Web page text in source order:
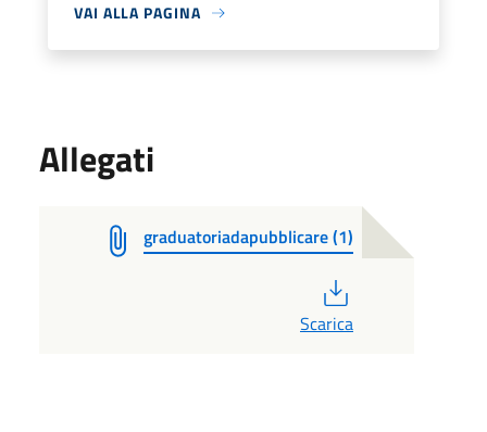
VAI ALLA PAGINA
Allegati
graduatoriadapubblicare (1)
Scarica